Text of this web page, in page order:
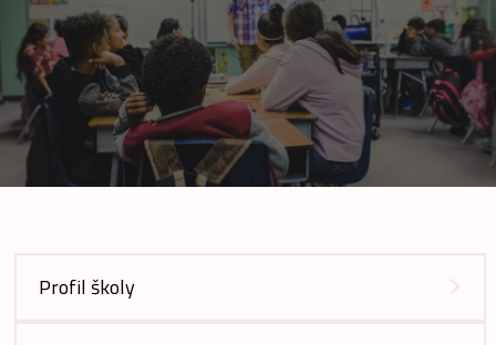
Profil školy